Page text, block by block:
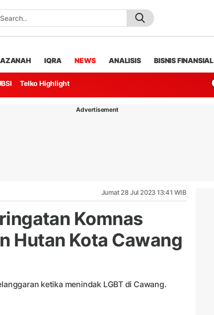
IQRA NEWS ANALISIS BISNIS FINANSIAL
Telko Highlight
Advertisement
Jumat 28 Jul 2023 13:41 WIB
Komnas
Hutan Kota Cawang
ketika menindak LGBT di Cawang.